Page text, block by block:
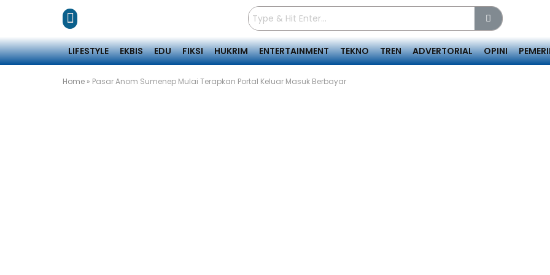
LIFESTYLE EKBIS EDU FIKSI HUKRIM ENTERTAINMENT TEKNO TREN ADVERTORIAL OPINI
Home » Pasar Anom Sumenep Mulai Terapkan Portal Keluar Masuk Berbayar